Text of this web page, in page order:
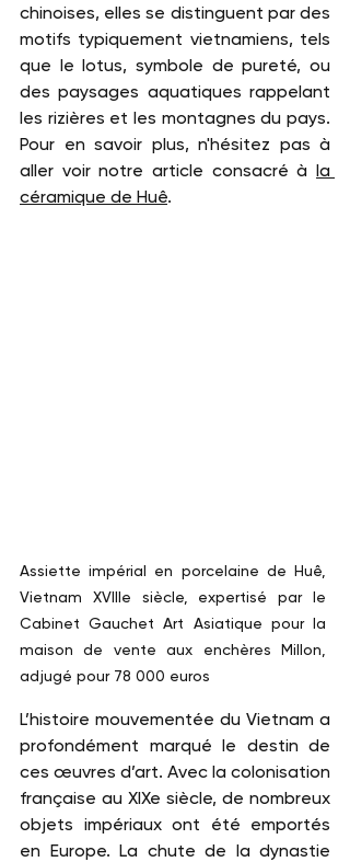
chinoises, elles se distinguent par des
motifs typiquement vietnamiens, tels
que le lotus, symbole de pureté, ou
des paysages aquatiques rappelant
les rizières et les montagnes du pays.
Pour en savoir plus, n'hésitez pas à
aller voir notre article consacré à la
céramique de Huê.
Assiette impérial en porcelaine de Huê,
Vietnam XVIIIe siècle, expertisé par le
Cabinet Gauchet Art Asiatique pour la
maison de vente aux enchères Millon,
adjugé pour 78 000 euros
L’histoire mouvementée du Vietnam a
profondément marqué le destin de
ces œuvres d’art. Avec la colonisation
française au XIXe siècle, de nombreux
objets impériaux ont été emportés
en Europe. La chute de la dynastie